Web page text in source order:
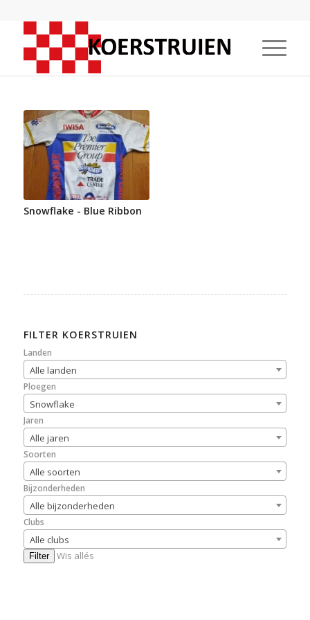
Snowflake - Blue Ribbon
FILTER KOERSTRUIEN
Landen
Alle landen
Ploegen
Snowflake
Jaren
Alle jaren
Soorten
Alle soorten
Bijzonderheden
Alle bijzonderheden
Clubs
Alle clubs
Filter Wis allés